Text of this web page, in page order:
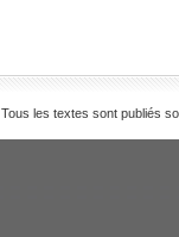
Tous les textes sont publiés